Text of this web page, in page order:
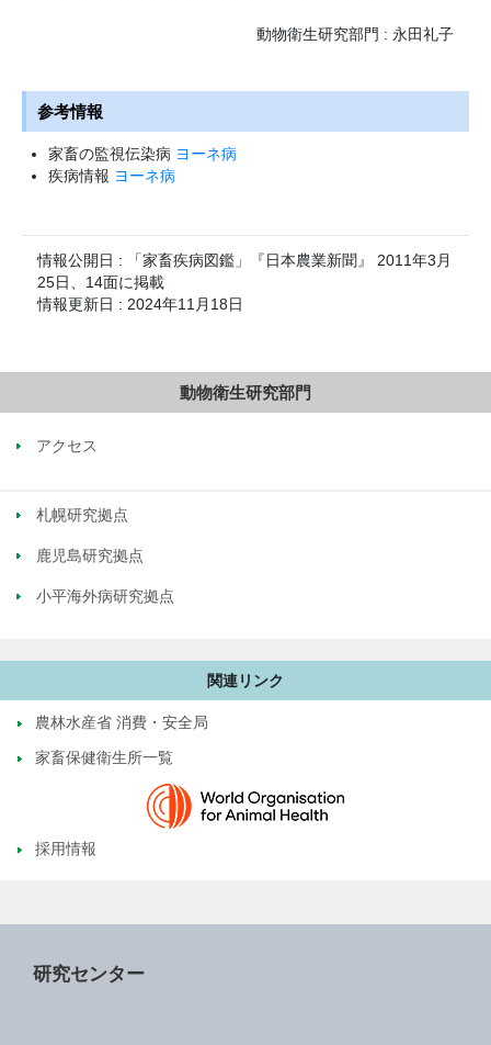
動物衛生研究部門 : 永田礼子
参考情報
家畜の監視伝染病 ヨーネ病
疾病情報 ヨーネ病
情報公開日 : 「家畜疾病図鑑」『日本農業新聞』 2011年3月
25日、14面に掲載
情報更新日 : 2024年11月18日
動物衛生研究部門
アクセス
札幌研究拠点
鹿児島研究拠点
小平海外病研究拠点
関連リンク
農林水産省 消費・安全局
家畜保健衛生所一覧
採用情報
研究センター